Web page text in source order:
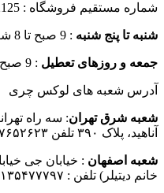
شماره مستقیم فروشگاه : 09384602125
شنبه تا پنج شنبه : 9 صبح تا 8 شب
جمعه و روزهای تعطیل : 9 صبح تا 5 عصر
آدرس شعبه های لوکس چری
شعبه شرق تهران: سه راه
آناهید، پلاک ۳۹۰ تلفن ۰۹۳۵۷۶۵۲۶۲۳
شعبه اصفهان
خانم دیتیلر) تلفن : ۰۹۱۳۵۴۷۷۷۹۷